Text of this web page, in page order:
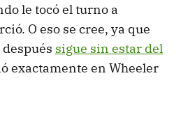
le tocó el turno a
O eso se cree, ya que
sigue sin estar del
exactamente en Wheeler